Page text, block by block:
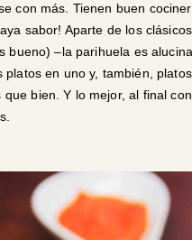
con más. Tienen buen
sabor! Aparte de los
bueno) –la parihuela es
en uno y, también,
bien. Y lo mejor, al final